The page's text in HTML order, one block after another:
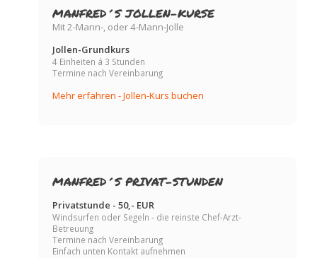
MANFRED´S JOLLEN-KURSE
Mit 2-Mann-, oder 4-Mann-Jolle
Jollen-Grundkurs
4 Einheiten á 3 Stunden
Termine nach Vereinbarung
Mehr erfahren - Jollen-Kurs buchen
MANFRED´S PRIVAT-STUNDEN
Privatstunde - 50,- EUR
Windsurfen oder Segeln - die reinste Chef-Arzt-
Betreuung
Termine nach Vereinbarung
Einfach unten Kontakt aufnehmen